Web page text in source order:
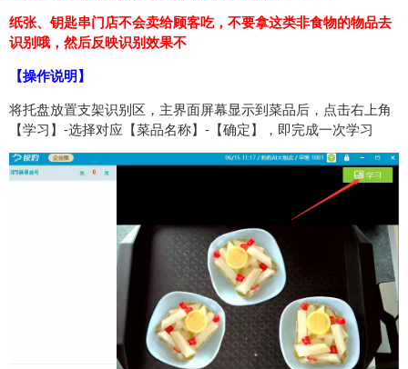
纸张、钥匙串门店不会卖给顾客吃，不要拿这类非食物的物品去
识别哦，然后反映识别效果不
【操作说明】
将托盘放置支架识别区，主界面屏幕显示到菜品后，点击右上角
【学习】-选择对应【菜品名称】-【确定】，即完成一次学习